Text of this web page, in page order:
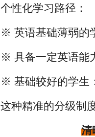
个性化学习路径：
※ 英语基础薄弱的
※ 具备一定英语能
※ 基础较好的学生
这种精准的分级制
清